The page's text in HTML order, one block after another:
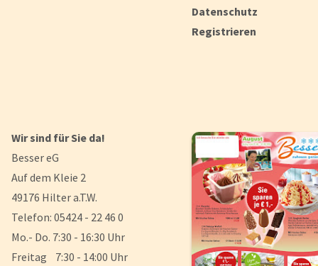
Datenschutz
Registrieren
Wir sind für Sie da!
Besser eG
Auf dem Kleie 2
49176 Hilter a.T.W.
Telefon: 05424 - 22 46 0
Mo.- Do. 7:30 - 16:30 Uhr
Freitag 7:30 - 14:00 Uhr